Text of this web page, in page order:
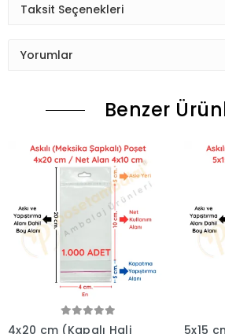
Taksit Seçenekleri
Yorumlar
Benzer
4x20 cm (Kapalı Hali
5x15